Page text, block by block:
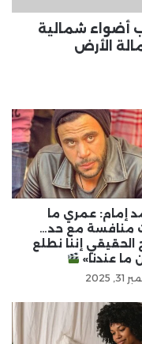
أضواء شمالية
الأرض
إمام: عمري ما
منافسة مع حد…
الحقيقي إننا نطلع
عندنا»
2025